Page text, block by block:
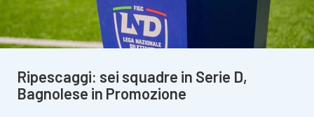
Ripescaggi: sei squadre in Serie D,
Bagnolese in Promozione